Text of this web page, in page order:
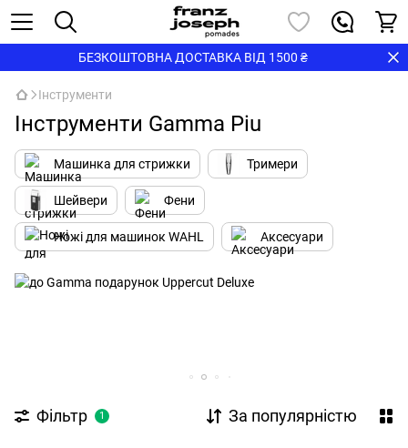
БЕЗКОШТОВНА ДОСТАВКА ВІД 1500 ₴
Інструменти
Інструменти Gamma Piu
Машинка для стрижки Тримери
Шейвери Фени
Ножі для машинок WAHL Аксесуари
Фільтр 1 За популярністю